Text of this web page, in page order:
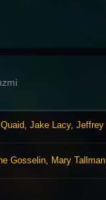
, Jake Lacy, Jeffrey
Gosselin, Mary Tallman